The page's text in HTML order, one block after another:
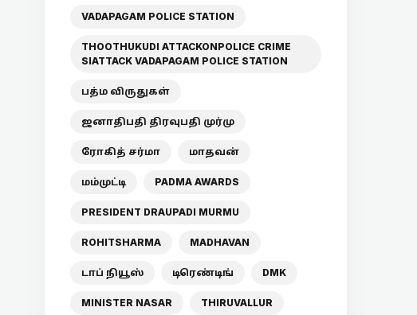
VADAPAGAM POLICE STATION
THOOTHUKUDI ATTACKONPOLICE CRIME
SIATTACK VADAPAGAM POLICE STATION
பத்ம விருதுகள்
ஜனாதிபதி திரவுபதி முர்மு
ரோகித் சர்மா மாதவன்
மம்முட்டி PADMA AWARDS
PRESIDENT DRAUPADI MURMU
ROHITSHARMA MADHAVAN
டாப் நியூஸ் டிரெண்டிங் DMK
MINISTER NASAR THIRUVALLUR